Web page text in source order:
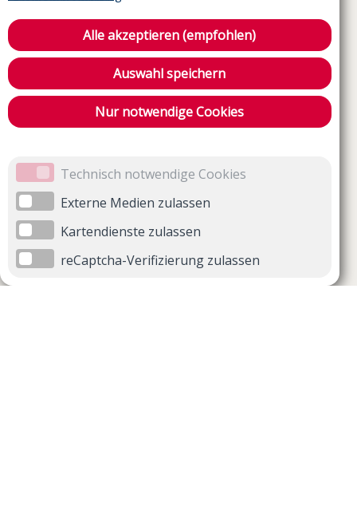
Alle akzeptieren (empfohlen)
Auswahl speichern
Nur notwendige Cookies
Technisch notwendige Cookies
Externe Medien zulassen
Kartendienste zulassen
reCaptcha-Verifizierung zulassen